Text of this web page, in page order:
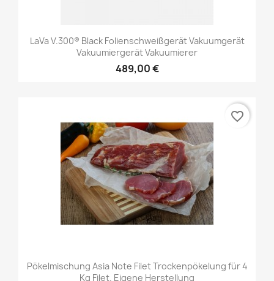
LaVa V.300® Black Folienschweißgerät Vakuumgerät
Vakuumiergerät Vakuumierer
489,00 €
Pökelmischung Asia Note Filet Trockenpökelung für 4
Kg Filet. Eigene Herstellung
favorite_border